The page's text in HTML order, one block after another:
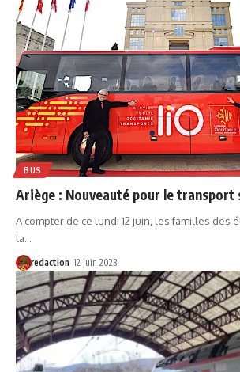
BUS
Ariège : Nouveauté pour le transport
A compter de ce lundi 12 juin, les familles des
la…
redaction 12 juin 2023